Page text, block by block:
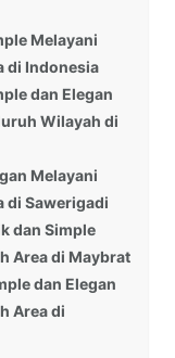
Melayani
di Indonesia
dan Elegan
Wilayah di
Melayani
di Sawerigadi
dan Simple
Area di Maybrat
dan Elegan
Area di